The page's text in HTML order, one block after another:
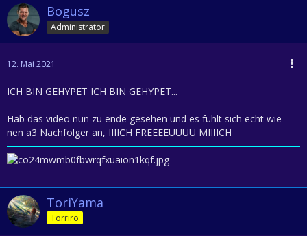
Bogusz
Administrator
12. Mai 2021
ICH BIN GEHYPET ICH BIN GEHYPET...
Hab das video nun zu ende gesehen und es fühlt sich echt wie
nen a3 Nachfolger an, IIIICH FREEEEUUUU MIIIICH
ToriYama
Torriro